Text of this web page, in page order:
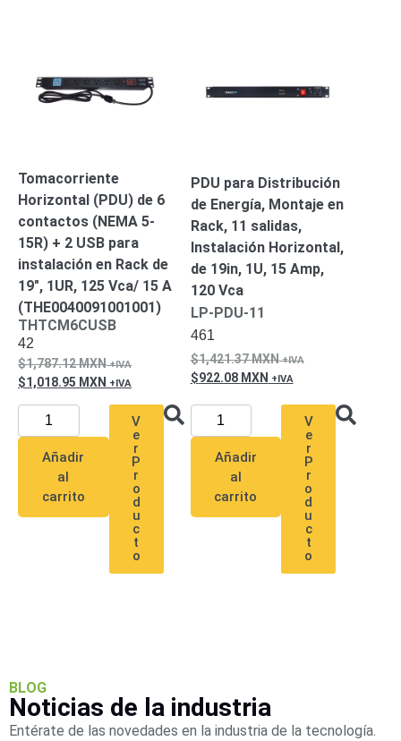
SDServidores
de
(SSD)
Software
VMS y
Analíticas
EPCOM
CloudHIKVISION
Videograbadoras
Móviles,
Dash
Body
Cams
AccesoriosBody
(Portátiles)
Cámaras
Móviles
Cams
Videoporteros
Accesorios
Intercomunicadores
Videoporteros
Tomacorriente
Horizontal (PDU) de 6
contactos (NEMA 5-
15R) + 2 USB para
instalación en Rack de
19″, 1UR, 125 Vca/ 15 A
(THE0040091001001)
THTCM6CUSB
42
1,787.12MXN
1,018.95 MXN
Añadir
al
carrito
V
e
r
P
r
o
d
u
c
t
o
PDU para Distribución
de Energía, Montaje en
Rack, 11 salidas,
Instalación Horizontal,
de 19in, 1U, 15 Amp,
120 Vca
LP-PDU-11
461
1,421.37MXN
922.08 MXN
Añadir
al
carrito
V
e
r
P
r
o
d
u
c
t
o
BLOG
Noticias de la industria
Entérate de las novedades en la industria de la tecnología.